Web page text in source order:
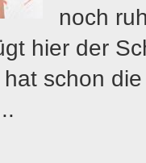
noch
hier der
schon